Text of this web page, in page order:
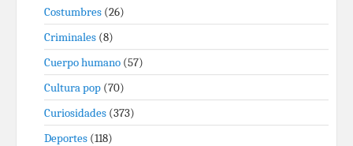
Costumbres (26)
Criminales (8)
Cuerpo humano (57)
Cultura pop (70)
Curiosidades (373)
Deportes (118)